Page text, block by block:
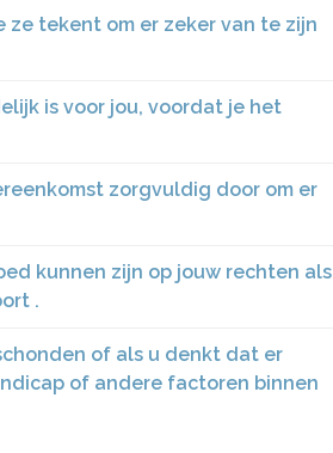
tekent om er zeker van te zijn
is voor jou, voordat je het
zorgvuldig door om er
kunnen zijn op jouw rechten als
.
of als u denkt dat er
of andere factoren binnen